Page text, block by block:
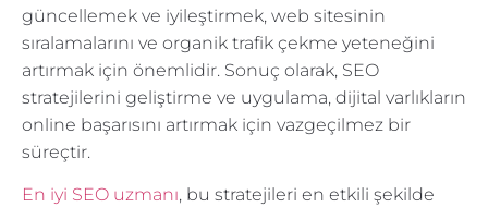
güncellemek ve iyileştirmek, web sitesinin
sıralamalarını ve organik trafik çekme yeteneğini
artırmak için önemlidir. Sonuç olarak, SEO
stratejilerini geliştirme ve uygulama, dijital varlıkların
online başarısını artırmak için vazgeçilmez bir
süreçtir.
En iyi SEO uzmanı, bu stratejileri en etkili şekilde